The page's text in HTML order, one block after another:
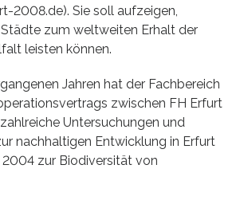
2008.de). Sie soll aufzeigen,
zum weltweiten Erhalt der
leisten können.
Jahren hat der Fachbereich
zwischen FH Erfurt
Untersuchungen und
nachhaltigen Entwicklung in Erfurt
zur Biodiversität von